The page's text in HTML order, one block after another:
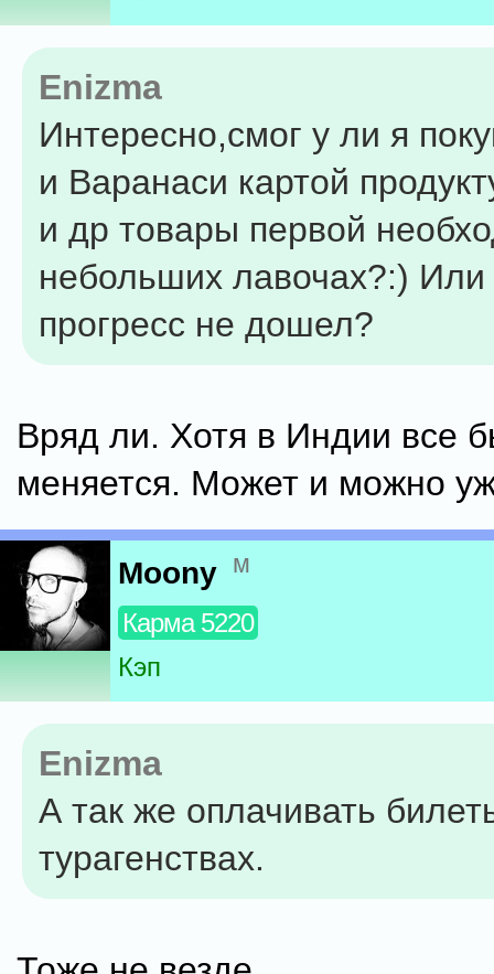
Enizma
Интересно,смог у ли я
и Варанаси картой
и др товары первой
небольших лавочах?:) Или
прогресс не дошел?
Вряд ли. Хотя в Индии все
меняется. Может и можно
Moony м
Карма 5220
Кэп
Enizma
А так же оплачивать
турагенствах.